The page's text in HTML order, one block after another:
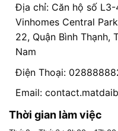
Địa chỉ: Căn hộ số
Vinhomes Central
22, Quận Bình Thạnh,
Nam
Điện Thoại:
Email:
Thời gian làm việc